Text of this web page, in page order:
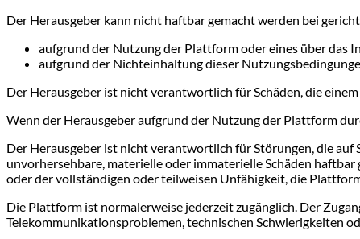
Der Herausgeber kann nicht haftbar gemacht werden bei
aufgrund der Nutzung der Plattform oder eines über das
aufgrund der Nichteinhaltung dieser
Der Herausgeber ist nicht verantwortlich für Schäden, die
Wenn der Herausgeber aufgrund der Nutzung der Plattform
Der Herausgeber ist nicht verantwortlich für Störungen, die
unvorhersehbare, materielle oder immaterielle Schäden
oder der vollständigen oder teilweisen Unfähigkeit, die
Die Plattform ist normalerweise jederzeit zugänglich. Der
Telekommunikationsproblemen, technischen Schwierigkeiten